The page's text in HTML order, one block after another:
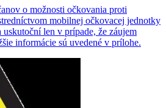
o možnosti očkovania proti
mobilnej očkovacej jednotky
len v prípade, že záujem
informácie sú uvedené v prílohe.